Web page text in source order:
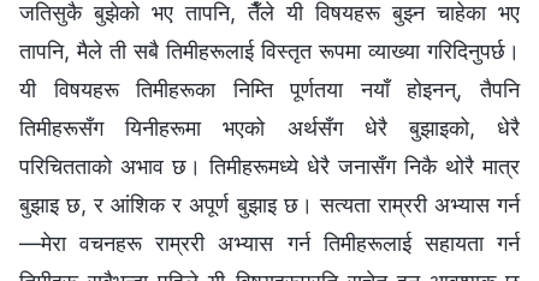
जतिसुकै बुझेको भए तापनि, तैँले यी विषयहरू बुझ्‍न चाहेका भए
तापनि, मैले ती सबै तिमीहरूलाई विस्तृत रूपमा व्याख्या गरिदिनुपर्छ।
यी विषयहरू तिमीहरूका निम्ति पूर्णतया नयाँ होइनन्, तैपनि
तिमीहरूसँग यिनीहरूमा भएको अर्थसँग धेरै बुझाइको, धेरै
परिचितताको अभाव छ। तिमीहरूमध्ये धेरै जनासँग निकै थोरै मात्र
बुझाइ छ, र आंशिक र अपूर्ण बुझाइ छ। सत्यता राम्ररी अभ्यास गर्न
—मेरा वचनहरू राम्ररी अभ्यास गर्न तिमीहरूलाई सहायता गर्न